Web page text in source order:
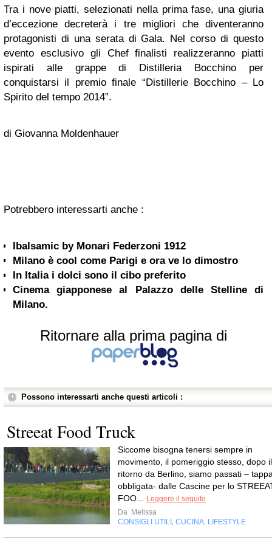
Tra i nove piatti, selezionati nella prima fase, una giuria
d’eccezione decreterà i tre migliori che diventeranno
protagonisti di una serata di Gala. Nel corso di questo
evento esclusivo gli Chef finalisti realizzeranno piatti
ispirati alle grappe di Distilleria Bocchino per
conquistarsi il premio finale “Distillerie Bocchino – Lo
Spirito del tempo 2014”.
di Giovanna Moldenhauer
Potrebbero interessarti anche :
Ibalsamic by Monari Federzoni 1912
Milano è cool come Parigi e ora ve lo dimostro
In Italia i dolci sono il cibo preferito
Cinema giapponese al Palazzo delle Stelline di
Milano.
Ritornare alla prima pagina di
Possono interessarti anche questi articoli :
Streeat Food Truck
Siccome bisogna tenersi sempre in
movimento, il pomeriggio stesso, dopo il
ritorno da Berlino, siamo passati –
obbligata- dalle Cascine per lo
FOO...
Leggere il seguito
Da Melissa
CONSIGLI UTILI
CUCINA LIFESTYLE